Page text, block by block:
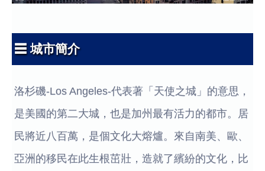
☰ 城市簡介
洛杉磯-Los Angeles-代表著「天使之城」的意思，
是美國的第二大城，也是加州最有活力的都市。居
民將近八百萬，是個文化大熔爐。來自南美、歐、
亞洲的移民在此生根茁壯，造就了繽紛的文化，比